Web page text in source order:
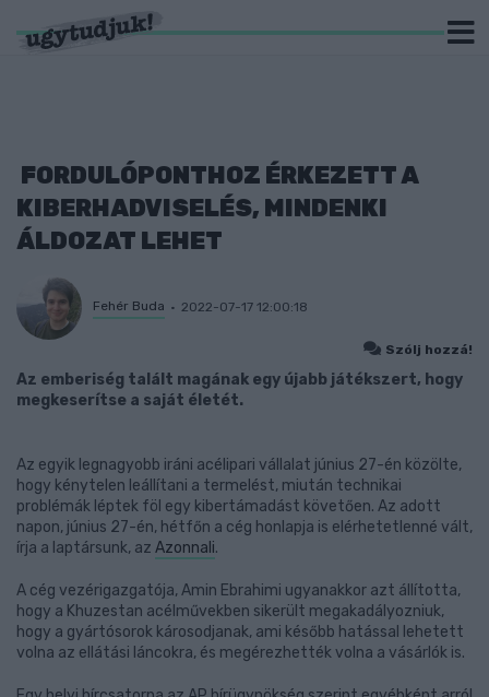
FORDULÓPONTHOZ ÉRKEZETT A
KIBERHADVISELÉS, MINDENKI
ÁLDOZAT LEHET
Fehér Buda 2022-07-17 12:00:18
Szólj hozzá!
Az emberiség talált magának egy újabb játékszert, hogy
megkeserítse a saját életét.
Az egyik legnagyobb iráni acélipari vállalat június 27-én közölte,
hogy kénytelen leállítani a termelést, miután technikai
problémák léptek föl egy kibertámadást követően. Az adott
napon, június 27-én, hétfőn a cég honlapja is elérhetetlenné vált,
írja a laptársunk, az Azonnali.
A cég vezérigazgatója, Amin Ebrahimi ugyanakkor azt állította,
hogy a Khuzestan acélművekben sikerült megakadályozniuk,
hogy a gyártósorok károsodjanak, ami később hatással lehetett
volna az ellátási láncokra, és megérezhették volna a vásárlók is.